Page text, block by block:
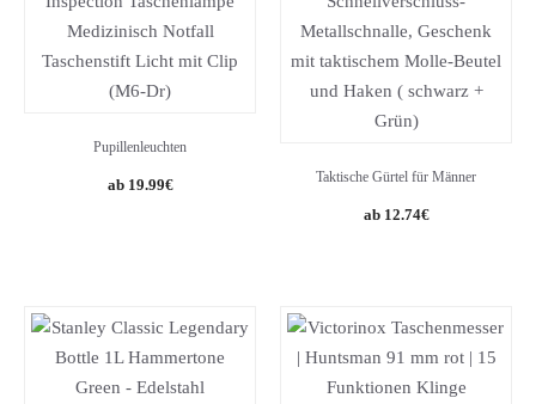
Pupillenleuchten
19.99€ Taktische Gürtel für Männer
Original
12.74€Current